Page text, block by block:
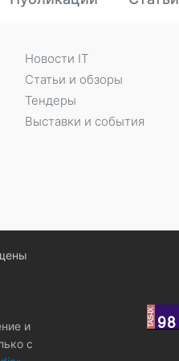
Новости IT
Статьи и обзоры
Тендеры
Выставки и события
и
с